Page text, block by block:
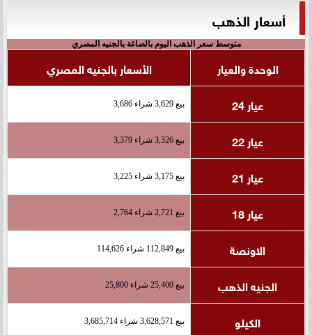
أسعار الذهب
متوسط سعر الذهب اليوم بالصاغة بالجنيه المصري
الوحدة والعيار
الأسعار بالجنيه المصري
عيار 24
بيع 3,629 شراء 3,686
عيار 22 بيع 3,326 شراء 3,379
عيار 21 بيع 3,175 شراء 3,225
عيار 18 بيع 2,721 شراء 2,764
الاونصة بيع 112,849 شراء 114,626
الجنيه الذهب بيع 25,400 شراء 25,800
الكيلو بيع 3,628,571 شراء 3,685,714